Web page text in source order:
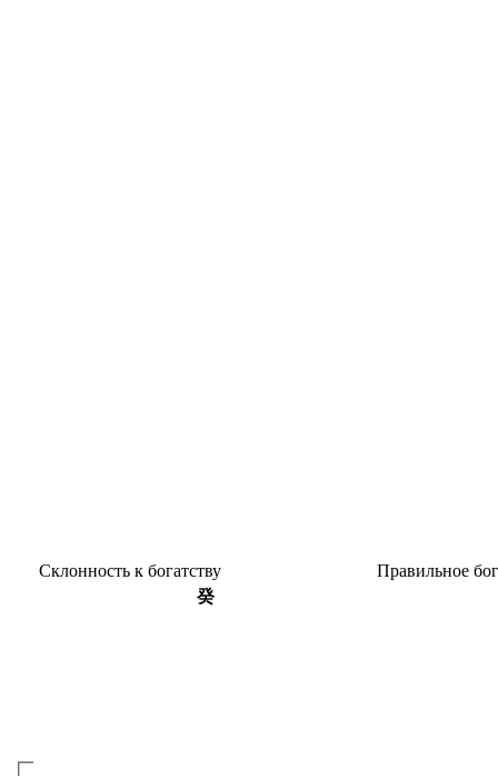
Склон­ность к богатству
Пра­виль­ное
癸